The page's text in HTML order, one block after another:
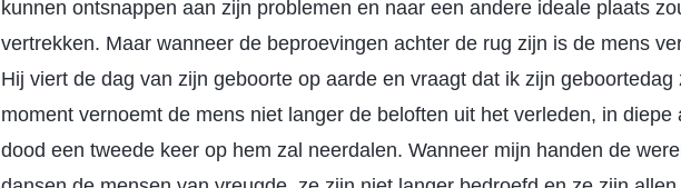
kunnen ontsnappen aan zijn problemen en naar een andere ideale plaats
vertrekken. Maar wanneer de beproevingen achter de rug zijn is de mens
Hij viert de dag van zijn geboorte op aarde en vraagt dat ik zijn geboortedag
moment vernoemt de mens niet langer de beloften uit het verleden, in diepe
dood een tweede keer op hem zal neerdalen. Wanneer mijn handen de